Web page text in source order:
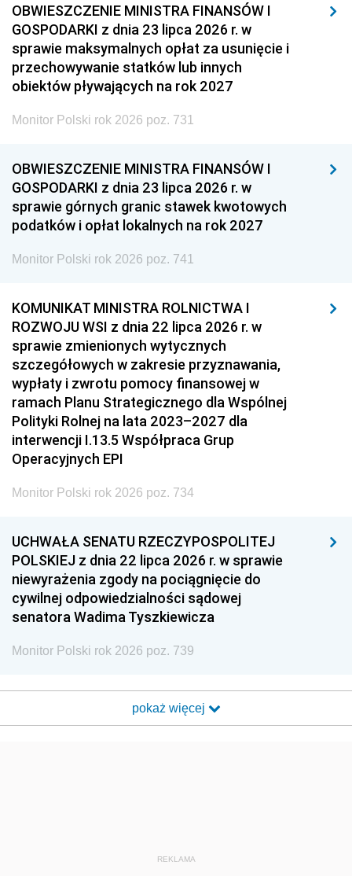
OBWIESZCZENIE MINISTRA FINANSÓW I
GOSPODARKI z dnia 23 lipca 2026 r. w
sprawie maksymalnych opłat za usunięcie i
przechowywanie statków lub innych
obiektów pływających na rok 2027
Monitor Polski rok 2026 poz. 731
OBWIESZCZENIE MINISTRA FINANSÓW I
GOSPODARKI z dnia 23 lipca 2026 r. w
sprawie górnych granic stawek kwotowych
podatków i opłat lokalnych na rok 2027
Monitor Polski rok 2026 poz. 741
KOMUNIKAT MINISTRA ROLNICTWA I
ROZWOJU WSI z dnia 22 lipca 2026 r. w
sprawie zmienionych wytycznych
szczegółowych w zakresie przyznawania,
wypłaty i zwrotu pomocy finansowej w
ramach Planu Strategicznego dla Wspólnej
Polityki Rolnej na lata 2023–2027 dla
interwencji I.13.5 Współpraca Grup
Operacyjnych EPI
Monitor Polski rok 2026 poz. 734
UCHWAŁA SENATU RZECZYPOSPOLITEJ
POLSKIEJ z dnia 22 lipca 2026 r. w sprawie
niewyrażenia zgody na pociągnięcie do
cywilnej odpowiedzialności sądowej
senatora Wadima Tyszkiewicza
Monitor Polski rok 2026 poz. 739
pokaż więcej
REKLAMA